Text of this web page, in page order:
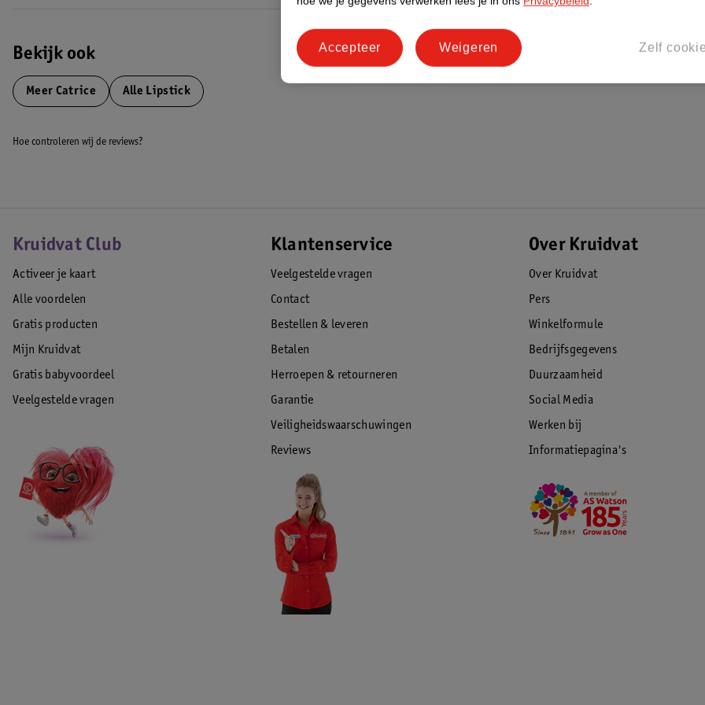
Bekijk ook
Meer Catrice Alle Lipstick
Hoe controleren wij de reviews?
Kruidvat Club
Activeer je kaart
Alle voordelen
Gratis producten
Mijn Kruidvat
Gratis babyvoordeel
Veelgestelde vragen
Klantenservice
Veelgestelde vragen
Contact
Bestellen & leveren
Betalen
Herroepen & retourneren
Garantie
Veiligheidswaarschuwingen
Reviews
Over Kruidvat
Over Kruidvat
Pers
Winkelformule
Bedrijfsgegevens
Duurzaamheid
Social Media
Werken bij
Informatiepagina's
Zelf
Weigeren
Accepteer